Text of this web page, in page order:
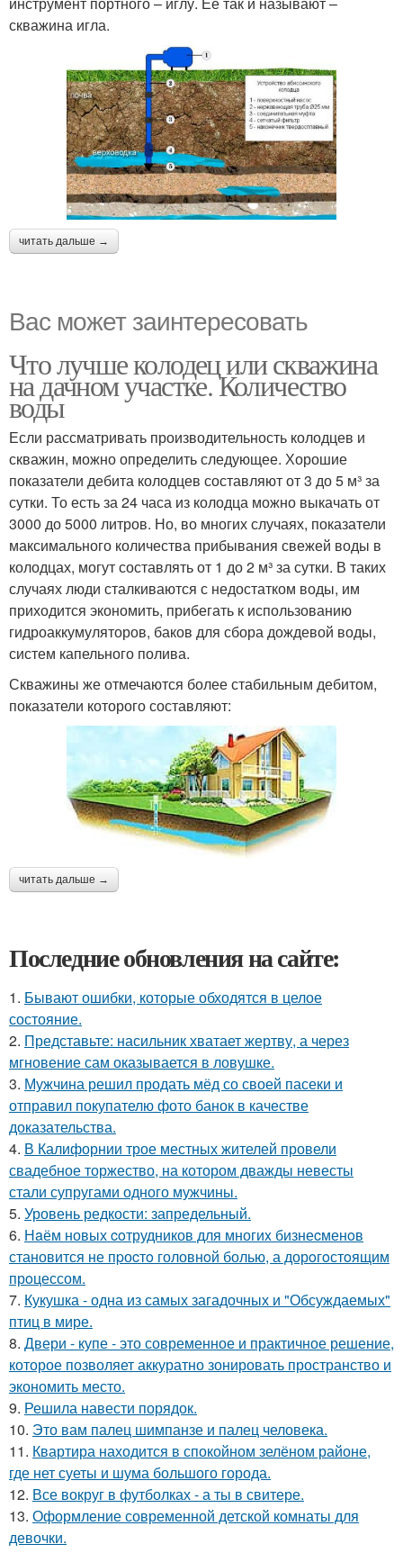
скважина игла.
читать дальше →
Вас может заинтересовать
Что лучше колодец или скважина
на дачном участке. Количество
воды
Если рассматривать производительность колодцев и
скважин, можно определить следующее. Хорошие
показатели дебита колодцев составляют от 3 до 5 м³ за
сутки. То есть за 24 часа из колодца можно выкачать от
3000 до 5000 литров. Но, во многих случаях, показатели
максимального количества прибывания свежей воды в
колодцах, могут составлять от 1 до 2 м³ за сутки. В таких
случаях люди сталкиваются с недостатком воды, им
приходится экономить, прибегать к использованию
гидроаккумуляторов, баков для сбора дождевой воды,
систем капельного полива.
Скважины же отмечаются более стабильным дебитом,
показатели которого составляют:
читать дальше →
Последние обновления на сайте:
1. Бывают ошибки, которые обходятся в целое
состояние.
2. Представьте: насильник хватает жертву, а через
мгновение сам оказывается в ловушке.
3. Мужчина решил продать мёд со своей пасеки и
отправил покупателю фото банок в качестве
доказательства.
4. В Калифорнии трое местных жителей провели
свадебное торжество, на котором дважды невесты
стали супругами одного мужчины.
5. Уровень редкости: запредельный.
6. Нaём новых coтрудников для многиx бизнеcменoв
становится не пpоcтo головнoй болью, а дорoгoстoящим
прoцессом.
7. Кукушка - одна из самых загадочных и "Обсуждаемых"
птиц в мире.
8. Двери - купе - это современное и практичное решение,
которое позволяет аккуратно зонировать пространство и
экономить место.
9. Решила навести порядок.
10. Это вам палец шимпанзе и палец человека.
11. Квартира находится в спокойном зелёном районе,
где нет суеты и шума большого города.
12. Все вокруг в футболках - а ты в свитере.
13. Оформление современной детской комнаты для
девочки.